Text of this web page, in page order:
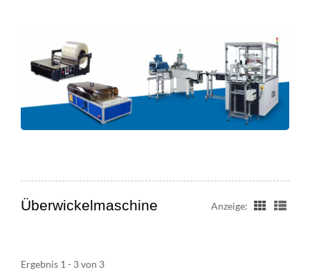
Überwickelmaschine Anzeige:
Ergebnis 1 - 3 von 3